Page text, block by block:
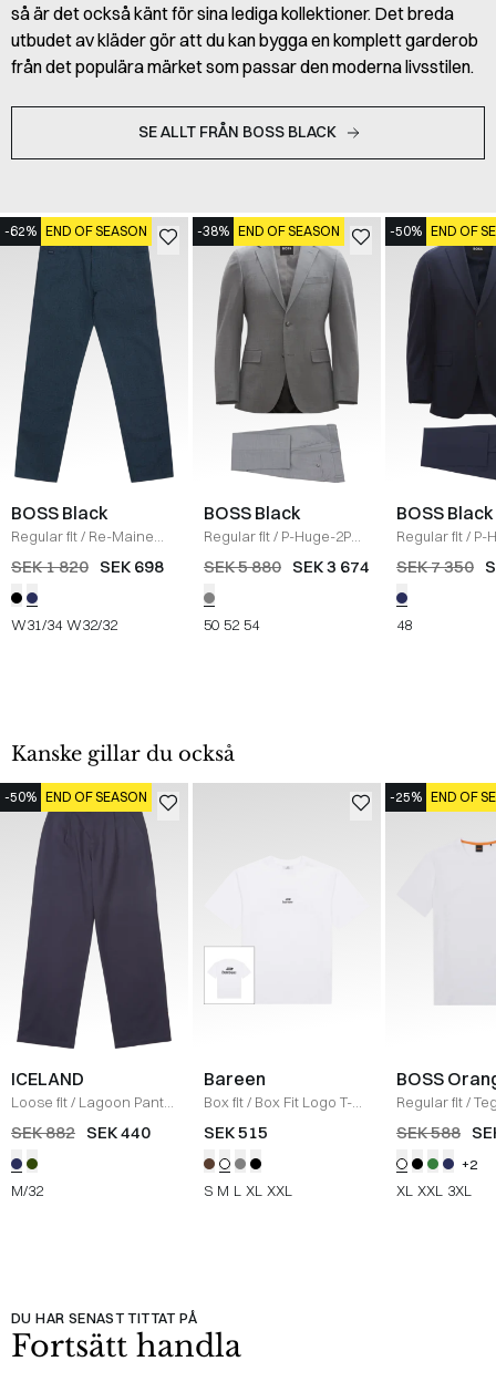
så är det också känt för sina lediga kollektioner. Det breda
utbudet av kläder gör att du kan bygga en komplett garderob
från det populära märket som passar den moderna livsstilen.
SE ALLT FRÅN BOSS BLACK
-62% END OF SEASON
BOSS Black
Regular fit/ Re-Maine
Mouliné-Twill Jeans /
SEK 1 820 SEK 698
W31/34 W32/32
-38% END OF SEASON
BOSS Black
Regular fit/ P-Huge-2PCS
Suit/ GRÅ
SEK 5 880 SEK 3 674
50 52 54
-50% END OF
BOSS Black
Regular fit/ P-
Suit/ NAVY
SEK 7 350
48
Kanske gillar du också
-50% END OF SEASON
ICELAND
Loose fit/ Lagoon Pants
/ NAVY
SEK 882 SEK 440
M/32
Bareen
Box fit/ Box Fit Logo T-
shirt /WHITE
SEK 515
S M L XL XXL
-25% END OF
BOSS
Regular fit/
Shirt /HVID
SEK 588
+2
XL XXL 3XL
DU HAR SENAST TITTAT PÅ
Fortsätt handla